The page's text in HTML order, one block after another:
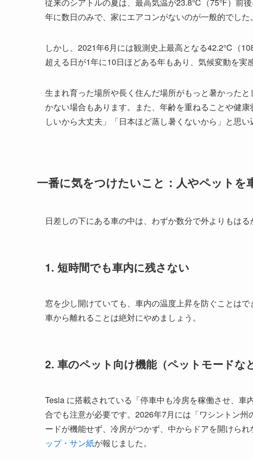
従来のシアトルの夏は、最高気温が23.8℃（75°F）前
年に数日のみで、家にエアコンがないのが一般的でした。
しかし、2021年6月には観測史上最高となる42.2℃（
超える日が1年に10日ほどある年もあり、気候変動を実
生まれ育った場所や長く住んだ場所がもっと暑かった
かない場合もあります。また、年齢を重ねることや健
しいから大丈夫」「日本ほど蒸し暑くないから」と思
一番に気をつけたいこと：人やペットを
日差しの下にある車の中は、わずか数分で外よりもはる
1. 短時間でも車内に残さない
窓を少し開けていても、車内の温度上昇を防ぐことは
車から離れることは絶対にやめましょう。
2. 車のペット向け機能（ペットモードな
Tesla に搭載されている「停車中も冷房を稼働させ、
合でも注意が必要です。2026年7月には「ワシントン
ードが機能せず、冷房がつかず、中からドアを開けら
ップ・サン紙が報じました。